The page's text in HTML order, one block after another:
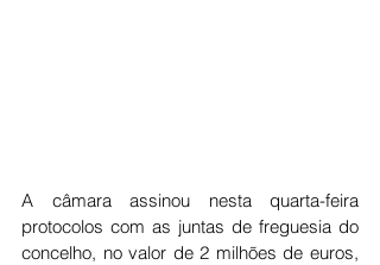
A câmara assinou nesta quarta-feira
protocolos com as juntas de freguesia do
concelho, no valor de 2 milhões de euros,